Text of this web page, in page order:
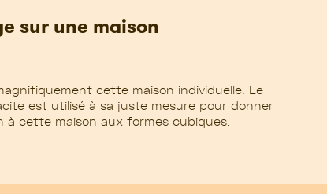
sur une maison
cette maison individuelle. Le
est utilisé à sa juste mesure pour donner
cette maison aux formes cubiques.